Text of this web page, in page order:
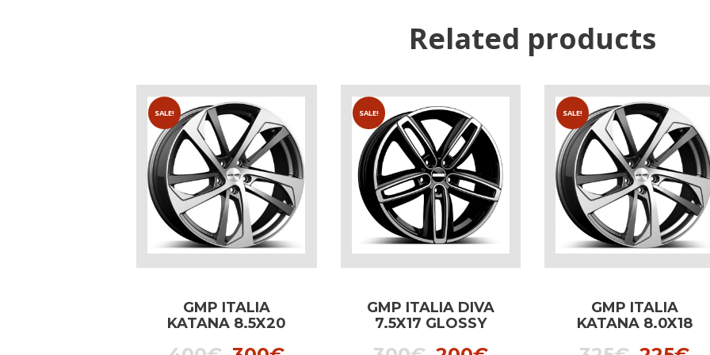
Related products
SALE!
GMP ITALIA
KATANA 8.5X20
SALE!
GMP ITALIA DIVA
7.5X17 GLOSSY
SALE!
GMP ITALIA
KATANA 8.0X18